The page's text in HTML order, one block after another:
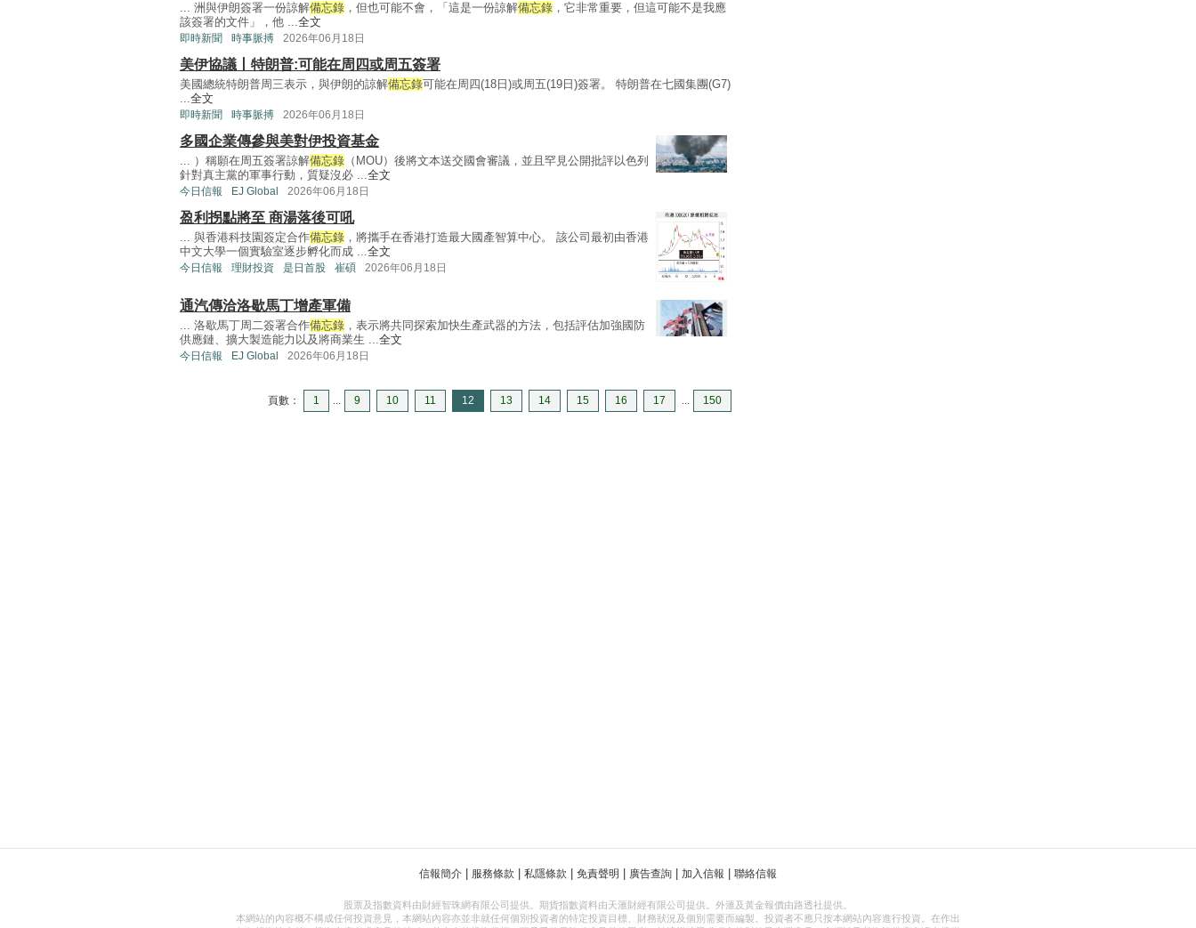
... 洲與伊朗簽署一份諒解備忘錄 ，但也可能不會，「這是一份諒解備忘錄 ，它非常重要，但這可能不是我應
該簽署的文件」，他 ...全文
即時新聞 時事脈搏 2026年06月18日
美伊協議丨特朗普:可能在周四或周五簽署
美國總統特朗普周三表示，與伊朗的諒解備忘錄可能在周四(18日)或周五(19日)簽署。 特朗普在七國集團(G7)
...全文
即時新聞 時事脈搏 2026年06月18日
多國企業傳參與美對伊投資基金
... ）稱願在周五簽署諒解備忘錄 （MOU）後將文本送交國會審議，並且罕見公開批評以色列
針對真主黨的軍事行動，質疑沒必 ...全文
今日信報 EJ Global 2026年06月18日
盈利拐點將至 商湯落後可吼
... 與香港科技園簽定合作備忘錄 ，將攜手在香港打造最大國產智算中心。 該公司最初由香港
中文大學一個實驗室逐步孵化而成 ...全文
今日信報 理財投資 是日首股 崔碩 2026年06月18日
通汽傳洽洛歇馬丁增產軍備
... 洛歇馬丁周二簽署合作備忘錄 ，表示將共同探索加快生產武器的方法，包括評估加強國防
供應鏈、擴大製造能力以及將商業生 ... 全文
今日信報 EJ Global 2026年06月18日
頁數： 1 9 10 11 12 13 14 15 16 17 150
信報簡介 | 服務條款 | 私隱條款 | 免責聲明 | 廣告查詢 | 加入信報 | 聯絡信報
股票及指數資料由財經智珠網有限公司提供。期貨指數資料由天滙財經有限公司提供。外滙及黃金報價由路透社提供。
本網站的內容概不構成任何投資意見，本網站內容亦並非就任何個別投資者的特定投資目標、財務狀況及個別需要而編製。投資者不應只按本網站內容進行投資。在作出